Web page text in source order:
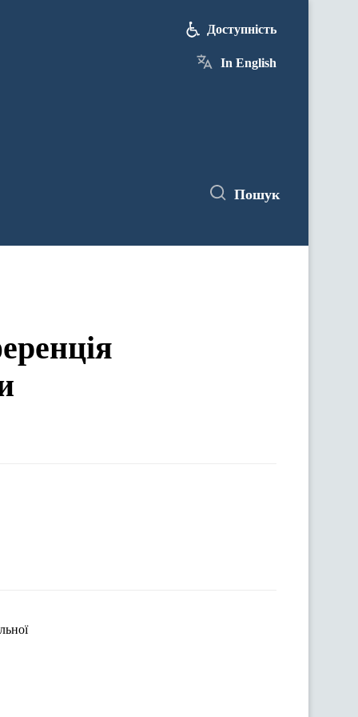
Доступність
In English
Пошук